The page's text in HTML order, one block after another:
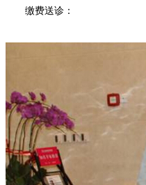
缴费送诊：